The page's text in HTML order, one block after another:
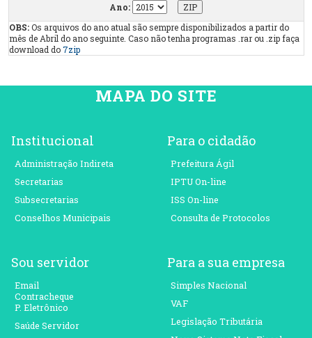
Ano:
OBS:Os arquivos do ano atual são sempre disponibilizados a partir do
mês de Abril do ano seguinte. Caso não tenha programas .rar ou .zip faça
download do 7zip
MAPA DO SITE
Institucional
Administração Indireta
Secretarias
Subsecretarias
Conselhos Municipais
Para o cidadão
Prefeitura Ágil
IPTU On-line
ISS On-line
Consulta de Protocolos
Sou servidor
Email
Contracheque
P. Eletrônico
Saúde Servidor
Para a sua empresa
Simples Nacional
VAF
Legislação Tributária